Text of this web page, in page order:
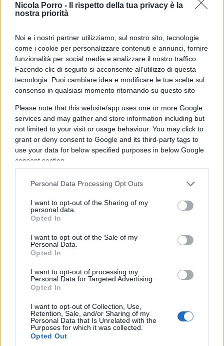
Nicola Porro -
Il rispetto della tua privacy è la
nostra priorità
Noi e i nostri partner utilizziamo, sul nostro sito, tecnologie
come i cookie per personalizzare contenuti e annunci, fornire
funzionalità per social media e analizzare il nostro traffico.
Facendo clic di seguito si acconsente all'utilizzo di questa
tecnologia. Puoi cambiare idea e modificare le tue scelte sul
consenso in qualsiasi momento ritornando su questo sito
Please note that this website/app uses one or more Google
services and may gather and store information including but
not limited to your visit or usage behaviour. You may click to
grant or deny consent to Google and its third-party tags to
use your data for below specified purposes in below Google
consent section.
Personal Data Processing Opt Outs
I want to opt-out of the Sharing of my
personal data.
Opted In
I want to opt-out of the Sale of my
Personal Data.
Opted In
I want to opt-out of processing my
Personal Data for Targeted Advertising.
Opted In
I want to opt-out of Collection, Use,
Retention, Sale, and/or Sharing of my
Personal Data that Is Unrelated with the
Purposes for which it was collected.
Opted Out
Non e’ un’oscillazione statistica,è un divario
esiziale. Eppure gli stessi territori più munifici in
sede d’esame sono quelli che le proveInvalsi,
misurazione cieca, collocano in coda alla
classifica degli apprendimenti. La valutazione
ufficiale corre in senso opposto al dato oggettivo.
Todos caballeros:si nobilita per acclamazione chi il
test pone più in basso.
La causa non è antropologica, è strutturale. Il voto
di Maturità lo assegna una commissione in cui
pesano i docenti interni, quelli che hanno istruito i
candidati e che, di fatto, giudicano se stessi.
Manca un’ancora nazionale che calibri i giudizi:
risultato è un simulacro di valutazione,
autoreferenziale ed endogamico, in cui il metro
muta da provincia a provincia.La riforma
Valditara, sfoltendo le commissioni, ha
prodotto come primo effetto tangibile non più